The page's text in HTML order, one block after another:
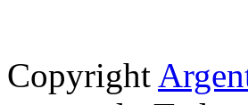
Copyright